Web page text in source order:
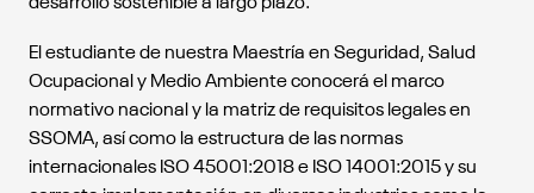
El estudiante de nuestra Maestría en Seguridad, Salud
Ocupacional y Medio Ambiente conocerá el marco
normativo nacional y la matriz de requisitos legales en
SSOMA, así como la estructura de las normas
internacionales ISO 45001:2018 e ISO 14001:2015 y su